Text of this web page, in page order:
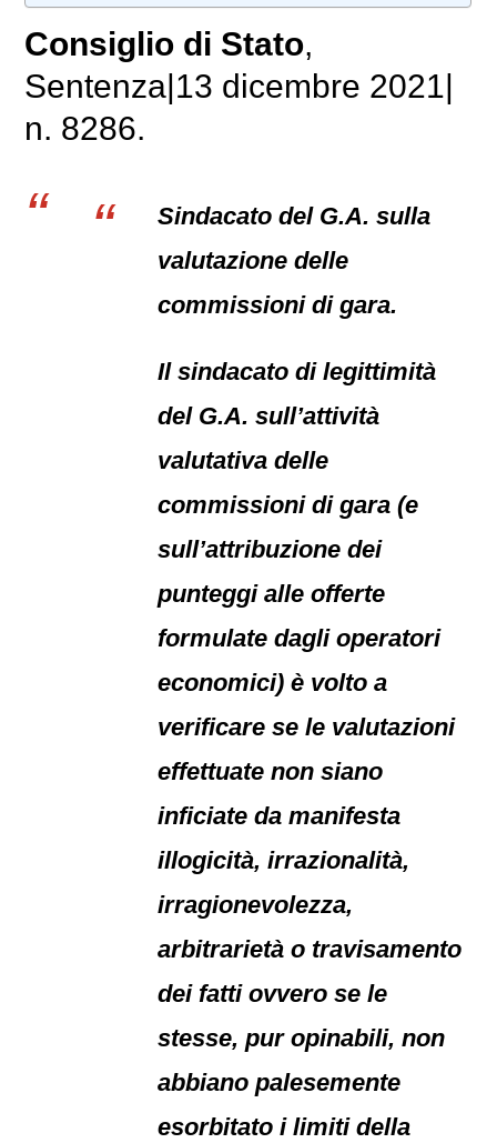
Consiglio di Stato,
Sentenza|13 dicembre 2021|
n. 8286.
Sindacato del G.A. sulla
valutazione delle
commissioni di gara.
Il sindacato di legittimità
del G.A. sull’attività
valutativa delle
commissioni di gara (e
sull’attribuzione dei
punteggi alle offerte
formulate dagli operatori
economici) è volto a
verificare se le valutazioni
effettuate non siano
inficiate da manifesta
illogicità, irrazionalità,
irragionevolezza,
arbitrarietà o travisamento
dei fatti ovvero se le
stesse, pur opinabili, non
abbiano palesemente
esorbitato i limiti della